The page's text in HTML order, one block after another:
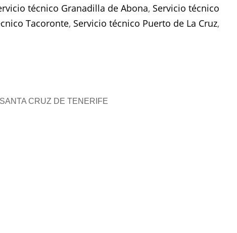
técnico Granadilla de Abona, Servicio técnico
Tacoronte, Servicio técnico Puerto de La Cruz,
CRUZ DE TENERIFE